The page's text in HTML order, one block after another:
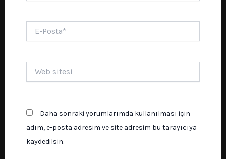
Posta*
sitesi
Daha sonraki yorumlarımda kullanılması için
adım, e-posta adresim ve site adresim bu tarayıcıya
kaydedilsin.